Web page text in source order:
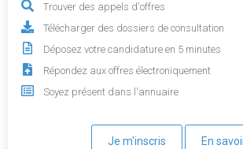
Trouver des appels d'offres
Télécharger des dossiers de consultation
Déposez votre candidature en 5 minutes
Répondez aux offres électroniquement
Soyez présent dans l'annuaire
Je m'inscris En